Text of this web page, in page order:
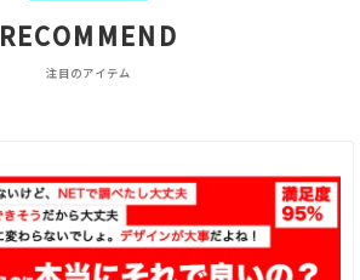
RECOMMEND
注目のアイテム